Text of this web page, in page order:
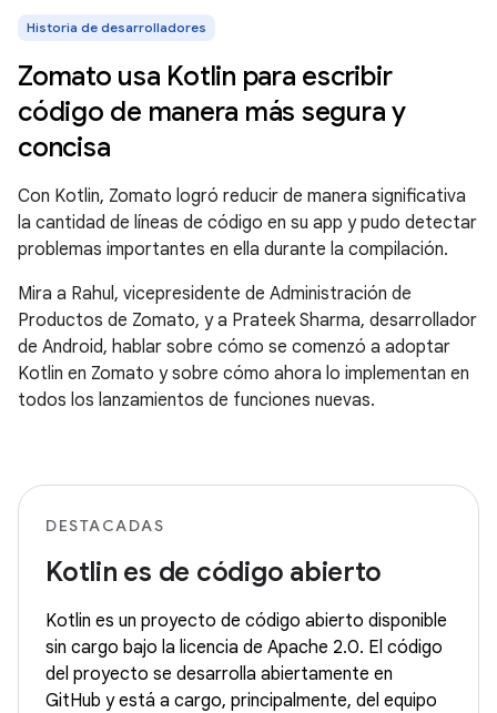
Historia de desarrolladores
Zomato usa Kotlin para escribir
código de manera más segura y
concisa
Con Kotlin, Zomato logró reducir de manera significativa
la cantidad de líneas de código en su app y pudo detectar
problemas importantes en ella durante la compilación.
Mira a Rahul, vicepresidente de Administración de
Productos de Zomato, y a Prateek Sharma, desarrollador
de Android, hablar sobre cómo se comenzó a adoptar
Kotlin en Zomato y sobre cómo ahora lo implementan en
todos los lanzamientos de funciones nuevas.
DESTACADAS
Kotlin es de código abierto
Kotlin es un proyecto de código abierto disponible
sin cargo bajo la licencia de Apache 2.0. El código
del proyecto se desarrolla abiertamente en
GitHub y está a cargo, principalmente, del equipo